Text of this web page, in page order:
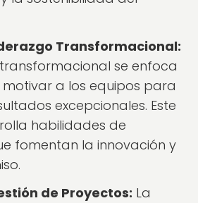
Transformacional:
se enfoca
motivar a los equipos para
excepcionales. Este
habilidades de
fomentan la innovación y
de Proyectos: La